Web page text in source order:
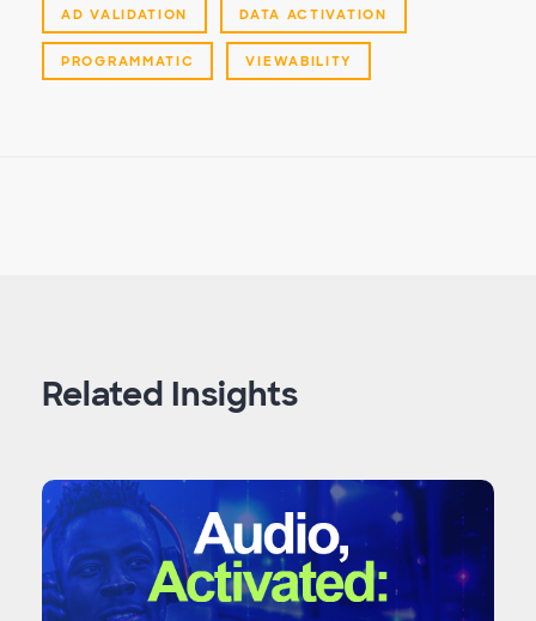
AD VALIDATION DATA ACTIVATION
PROGRAMMATIC VIEWABILITY
Related Insights